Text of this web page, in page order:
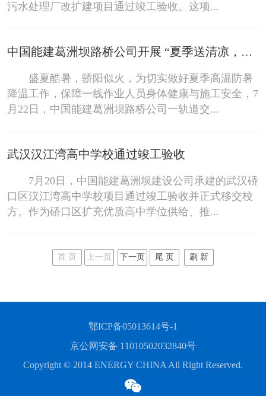
污水处理厂改扩建项目通过竣工验收。这项...
中国能建葛洲坝路桥公司开展 “夏季送清凉，防暑保安康”慰问活动
盛夏酷暑，骄阳似火，为切实做好夏季高温防暑
降温工作，保障一线作业人员身体健康与施工安全，7
月22日，中国能建葛洲坝路桥公司一轨道交...
武汉汉江湾高中学校通过竣工验收
7月20日，中国能建葛洲坝建设公司承建的武汉硚
口区汉江湾高中学校项目通过竣工验收并正式移交校
方。作为硚口区扩充优质高中学位供给、推...
首 页 上一页 下一页 尾 页 刷 新
鄂ICP备05013614号-1
京公网安备 11010502032840号
Copyright © 2014 ENERGY CHINA All Right Reserved.